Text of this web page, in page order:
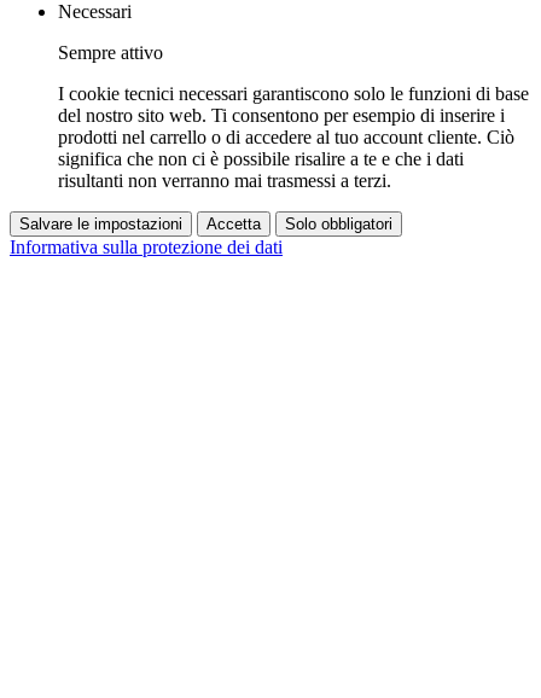
Necessari
Sempre attivo
I cookie tecnici necessari garantiscono solo le funzioni di base
del nostro sito web. Ti consentono per esempio di inserire i
prodotti nel carrello o di accedere al tuo account cliente. Ciò
significa che non ci è possibile risalire a te e che i dati
risultanti non verranno mai trasmessi a terzi.
Salvare le impostazioni Accetta Solo obbligatori
Informativa sulla protezione dei dati